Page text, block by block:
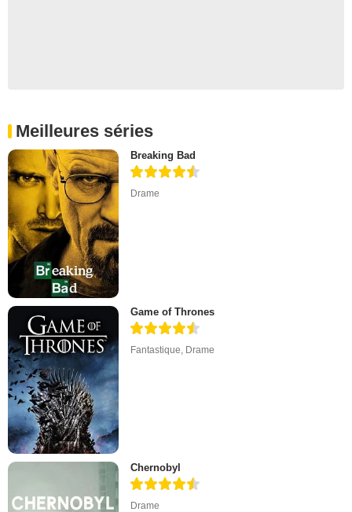
Meilleures séries
Breaking Bad
Drame
Game of Thrones
Fantastique Drame
Chernobyl
Drame